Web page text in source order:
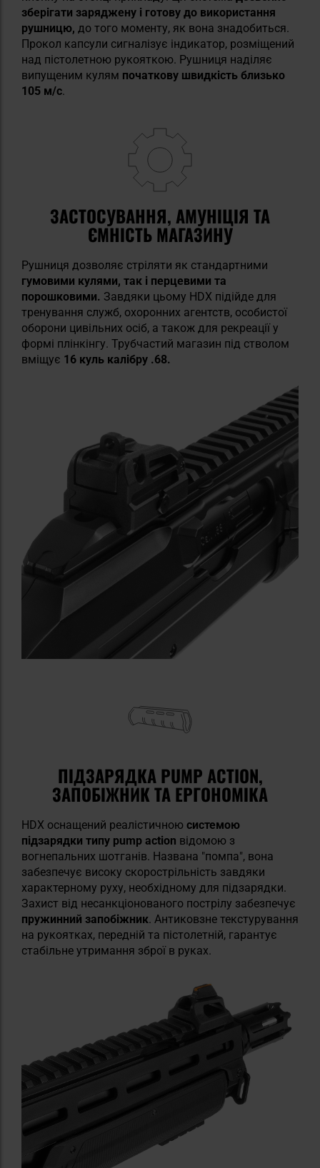
зберігати заряджену і готову до використання
рушницю, до того моменту, як вона знадобиться.
Прокол капсули сигналізує індикатор, розміщений
над пістолетною рукояткою. Рушниця наділяє
випущеним кулям початкову швидкість близько
105 м/с.
ЗАСТОСУВАННЯ, АМУНІЦІЯ ТА
ЄМНІСТЬ МАГАЗИНУ
Рушниця дозволяє стріляти як стандартними
гумовими кулями, так і перцевими та
порошковими. Завдяки цьому HDX підійде для
тренування служб, охоронних агентств, особистої
оборони цивільних осіб, а також для рекреації у
формі плінкінгу. Трубчастий магазин під стволом
вміщує 16 куль калібру .68.
ПІДЗАРЯДКА PUMP ACTION,
ЗАПОБІЖНИК ТА ЕРГОНОМІКА
HDX оснащений реалістичною системою
підзарядки типу pump action відомою з
вогнепальних шотганів. Названа "помпа", вона
забезпечує високу скорострільність завдяки
характерному руху, необхідному для підзарядки.
Захист від несанкціонованого пострілу забезпечує
пружинний запобіжник. Антиковзне текстурування
на рукоятках, передній та пістолетній, гарантує
стабільне утримання зброї в руках.